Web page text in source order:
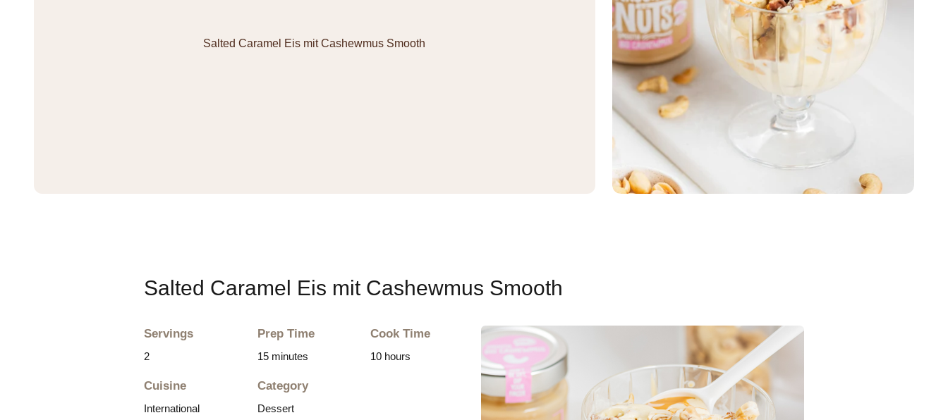
Salted Caramel Eis mit Cashewmus Smooth
Salted Caramel Eis mit Cashewmus Smooth
Servings
2
Prep Time
15 minutes
Cook Time
10 hours
Cuisine
International
Category
Dessert